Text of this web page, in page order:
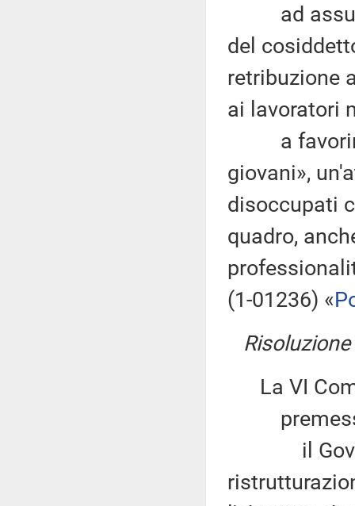
ad
del
retribuzione
ai lavoratori
a favorire,
giovani»,
disoccupati
quadro,
(1-01236) «
La VI
il